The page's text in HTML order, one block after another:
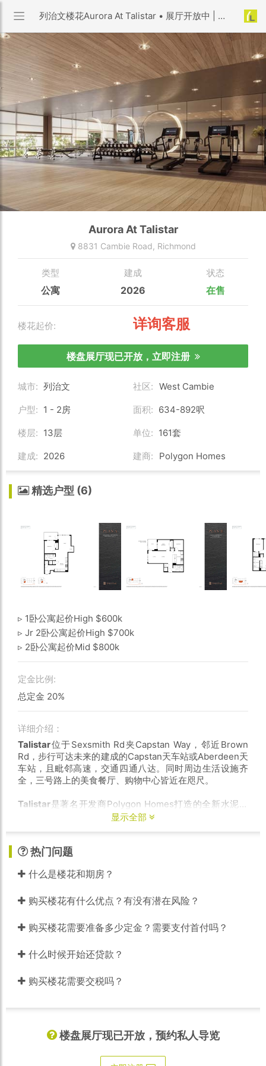
列治文楼花Aurora At Talistar • 展厅开放中 | 8831 Cambie Road, Richmond
Aurora At Talistar
8831 Cambie Road, Richmond
类型
公寓
建成
2026
状态
在售
楼花起价: 详询客服
楼盘展厅现已开放，立即注册
城市: 列治文 社区: West Cambie
户型: 1 - 2房 面积: 634-892呎
楼层: 13层 单位: 161套
建成: 2026 建商: Polygon Homes
精选户型 (6)
▹ 1卧公寓起价High $600k
▹ Jr 2卧公寓起价High $700k
▹ 2卧公寓起价Mid $800k
定金比例:
总定金 20%
详细介绍：
Talistar位于Sexsmith Rd夹Capstan Way，邻近Brown
Rd，步行可达未来的建成的Capstan天车站或Aberdeen天
车站，且毗邻高速，交通四通八达。同时周边生活设施齐
全，三号路上的美食餐厅、购物中心皆近在咫尺。
Talistar是著名开发商Polygon Homes打造的全新水泥公
寓项目，建筑外观由屡获殊荣的IBI Group事务所操刀，外
892平方英尺不等，位于小区中心位置，不临大街。该楼为
数字门锁、室内控制面板和智能包裹储存柜等功能，为住
玛，入住Polygon打造全新社区首期水泥公寓
显示全部
热门问题
什么是楼花和期房？
购买楼花有什么优点？有没有潜在风险？
购买楼花需要准备多少定金？需要支付首付吗？
什么时候开始还贷款？
购买楼花需要交税吗？
楼盘展厅现已开放，预约私人导览